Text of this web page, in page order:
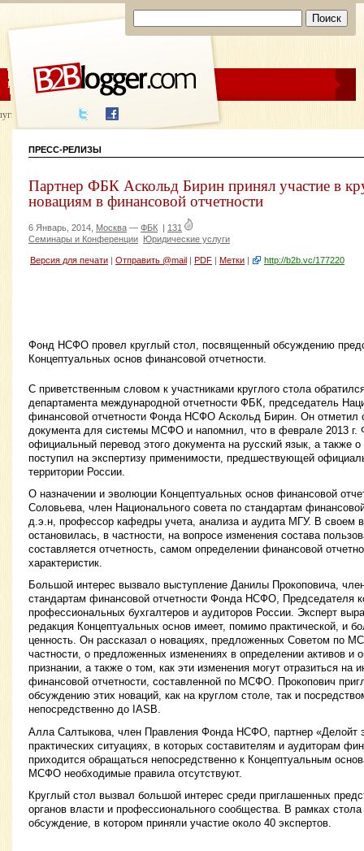
ЦЕНЫ ПОМОЩЬ
написания
ПРЕСС-РЕЛИЗЫ
Партнер ФБК Аскольд Бирин принял участие в
новациям в финансовой отчетности
6 Январь, 2014, Москва — ФБК | 131
Семинары и Конференции Юридические услуги
Версия для печати Отправить @mail PDF Метки http://b2b.vc/177220
Фонд НСФО провел круглый стол, посвященный обсуждению
Концептуальных основ финансовой отчетности.
С приветственным словом к участниками круглого стола
департамента международной отчетности ФБК, председатель
финансовой отчетности Фонда НСФО Аскольд Бирин. Он отметил
документа для системы МСФО и напомнил, что в феврале 2013
официальный перевод этого документа на русский язык, а также
поступил на экспертизу применимости, предшествующей
территории России.
О назначении и эволюции Концептуальных основ финансовой
Соловьева, член Национального совета по стандартам
д.э.н, профессор кафедры учета, анализа и аудита МГУ. В своем
остановилась, в частности, на вопросе изменения состава
составляется отчетность, самом определении финансовой
характеристик.
Большой интерес вызвало выступление Данилы Прокоповича,
стандартам финансовой отчетности Фонда НСФО, Председателя
профессиональных бухгалтеров и аудиторов России. Эксперт
редакция Концептуальных основ имеет, помимо практической, и
ценность. Он рассказал о новациях, предложенных Советом по
частности, о предложенных изменениях в определении активов и
признании, а также о том, как эти изменения могут отразиться на
финансовой отчетности, составленной по МСФО. Прокопович
обсуждению этих новаций, как на круглом столе, так и
непосредственно до IASB.
Алла Салтыкова, член Правления Фонда НСФО, партнер «Делойт
практических ситуациях, в которых составителям и аудиторам
приходится обращаться непосредственно к Концептуальным
МСФО необходимые правила отсутствуют.
Круглый стол вызвал большой интерес среди приглашенных
органов власти и профессионального сообщества. В рамках
обсуждение, в котором приняли участие около 40 экспертов.